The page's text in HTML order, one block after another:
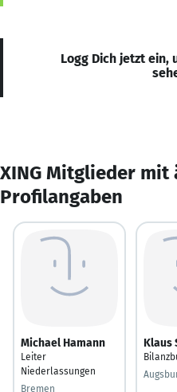
Logg Dich jetzt ein,
XING Mitglieder mit
Profilangaben
Michael Hamann
Leiter
Niederlassungen
Bremen
Klaus